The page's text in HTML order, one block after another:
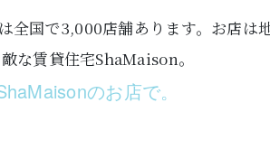
国で3,000店舗あります。お店は
な賃貸住宅ShaMaison。
のお店で。